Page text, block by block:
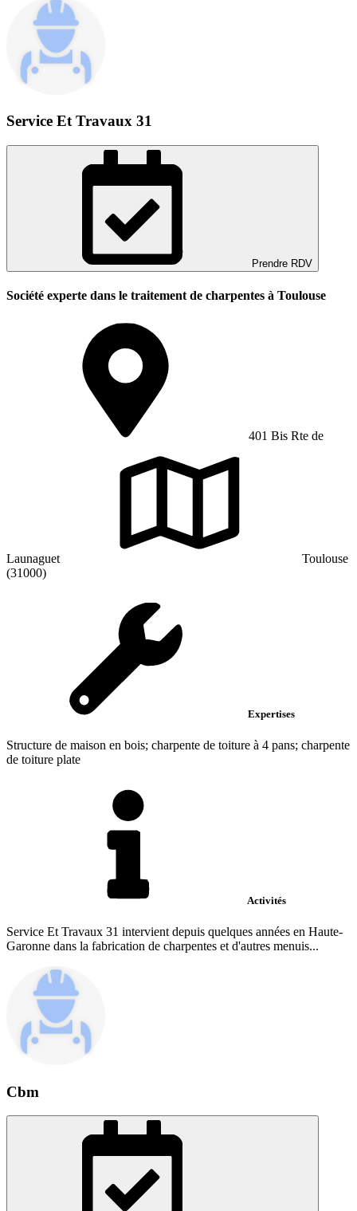
Service Et Travaux 31
Prendre RDV
Société experte dans le traitement de charpentes à Toulouse
401 Bis Rte de
Launaguet
Toulouse
(31000)
Expertises
Structure de maison en bois; charpente de toiture à 4 pans; charpente
de toiture plate
Activités
Service Et Travaux 31 intervient depuis quelques années en Haute-
Garonne dans la fabrication de charpentes et d'autres menuis...
Cbm